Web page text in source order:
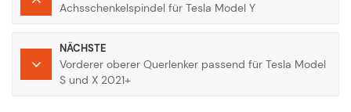
Achsschenkelspindel für Tesla Model Y
NÄCHSTE
Vorderer oberer Querlenker passend für Tesla Model
S und X 2021+